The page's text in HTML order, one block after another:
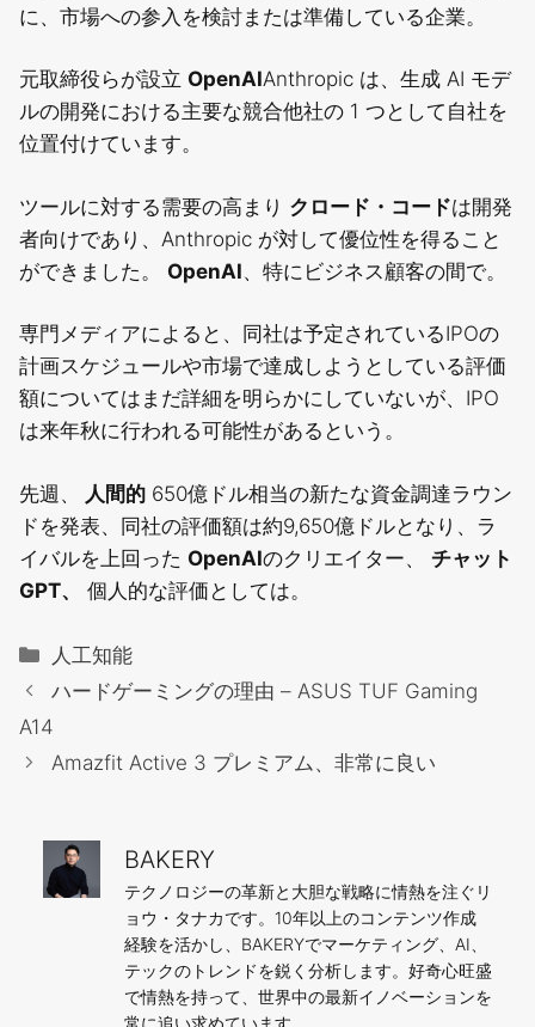
に、市場への参入を検討または準備している企業。
元取締役らが設立 OpenAIAnthropic は、生成 AI モデ
ルの開発における主要な競合他社の 1 つとして自社を
位置付けています。
ツールに対する需要の高まり クロード・コードは開発
者向けであり、Anthropic が対して優位性を得ること
ができました。 OpenAI、特にビジネス顧客の間で。
専門メディアによると、同社は予定されているIPOの
計画スケジュールや市場で達成しようとしている評価
額についてはまだ詳細を明らかにしていないが、IPO
は来年秋に行われる可能性があるという。
先週、 人間的 650億ドル相当の新たな資金調達ラウン
ドを発表、同社の評価額は約9,650億ドルとなり、ラ
イバルを上回った OpenAIのクリエイター、 チャット
GPT、
個人的な評価としては。
カ
テ
ー
人工知能
ハードゲーミングの理由 – ASUS TUF Gaming
A14
Amazfit Active 3 プレミアム、非常に良い
BAKERY
テクノロジーの革新と大胆な戦略に情熱を注ぐリ
ョウ・タナカです。10年以上のコンテンツ作成
経験を活かし、BAKERYでマーケティング、AI、
テックのトレンドを鋭く分析します。好奇心旺盛
で情熱を持って、世界中の最新イノベーションを